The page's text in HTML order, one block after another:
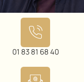
01 83 81 68 40